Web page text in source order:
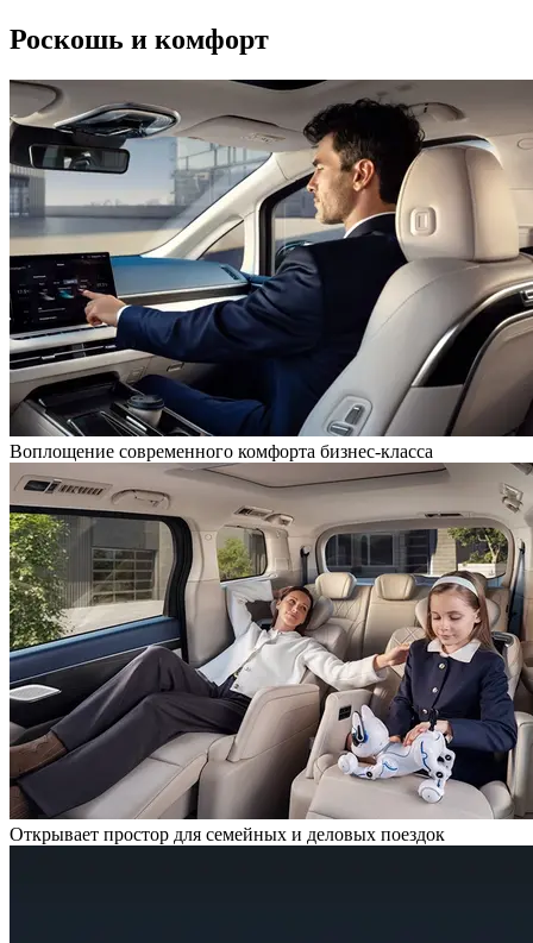
Роскошь и комфорт
Воплощение современного комфорта бизнес-класса
Открывает простор для семейных и деловых поездок